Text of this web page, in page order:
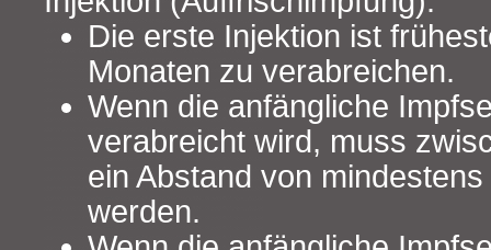
Die erste Injektion ist
Monaten zu verabreichen.
Wenn die anfängliche
verabreicht wird, muss
ein Abstand von
werden.